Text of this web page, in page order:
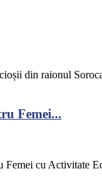
din raionul
Femei...
Femei cu Activitate